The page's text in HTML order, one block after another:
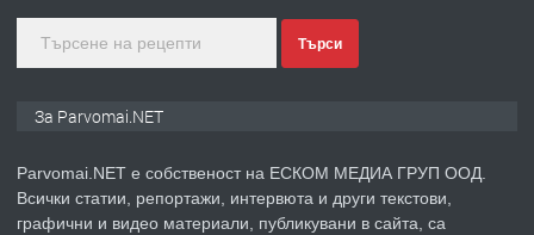
преди 1 година
Търси
За Parvomai.NET
Parvomai.NET е собственост на ЕСКОМ МЕДИА ГРУП ООД.
Всички статии, репортажи, интервюта и други текстови,
графични и видео материали, публикувани в сайта, са